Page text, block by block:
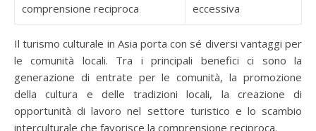
comprensione reciproca eccessiva
Il turismo culturale in Asia porta con sé diversi vantaggi per
le comunità locali. Tra i principali benefici ci sono la
generazione di entrate per le comunità, la promozione
della cultura e delle tradizioni locali, la creazione di
opportunità di lavoro nel settore turistico e lo scambio
interculturale che favorisce la comprensione reciproca.